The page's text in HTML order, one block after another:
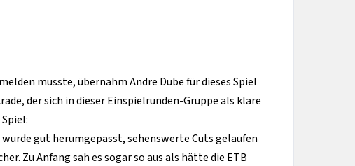
musste, übernahm Andre Dube für dieses Spiel
der sich in dieser Einspielrunden-Gruppe als klare
gut herumgepasst, sehenswerte Cuts gelaufen
Zu Anfang sah es sogar so aus als hätte die ETB